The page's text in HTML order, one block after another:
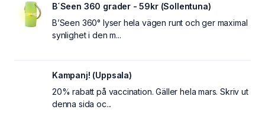
B´Seen 360 grader - 59kr (Sollentuna)
B’Seen 360° lyser hela vägen runt och ger maximal
synlighet i den m...
Kampanj! (Uppsala)
20% rabatt på vaccination. Gäller hela mars. Skriv ut
denna sida oc...